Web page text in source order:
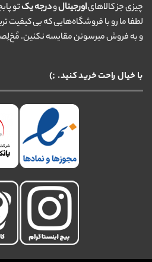
چیزی جز کالاهایاورجینالودرجه یکتو
لطفا ما رو با فروشگاه‌هایی که بی کیفیت
و به فروش میرسونن مقایسه نکنین.
با خیال راحت خرید کنید. ;)